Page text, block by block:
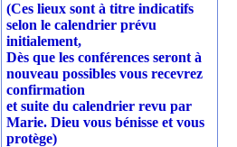
(Ces lieux sont à titre indicatifs
selon le calendrier prévu
initialement,
Dès que les conférences seront à
nouveau possibles vous recevrez
confirmation
et suite du calendrier revu par
Marie. Dieu vous bénisse et vous
protège)